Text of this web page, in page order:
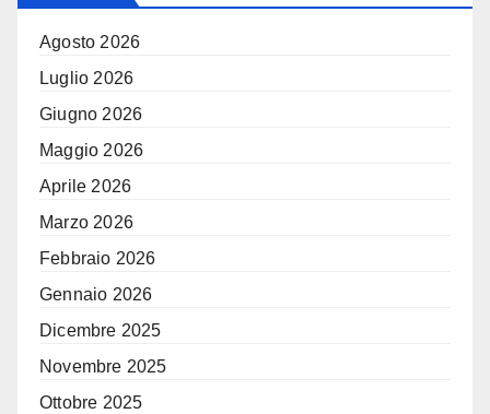
Agosto 2026
Luglio 2026
Giugno 2026
Maggio 2026
Aprile 2026
Marzo 2026
Febbraio 2026
Gennaio 2026
Dicembre 2025
Novembre 2025
Ottobre 2025